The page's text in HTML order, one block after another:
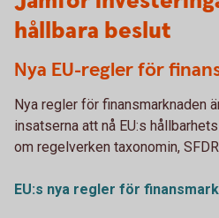
hållbara beslut
Nya EU-regler för
Nya regler för finansmarknaden
insatserna att nå EU:s
om regelverken taxonomin,
EU:s nya regler för